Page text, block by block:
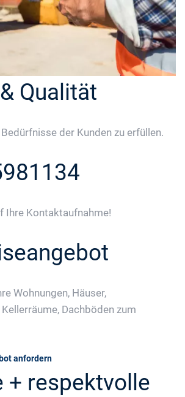
Qualität
der Kunden zu erfüllen.
Ihre Kontaktaufnahme!
Wohnungen, Häuser,
Dachböden zum
anfordern
+ respektvolle